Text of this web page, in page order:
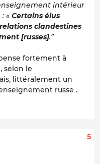
intérieur
« Certains élus
clandestines
[russes].”
fortement à
selon le
littéralement un
russe .
5